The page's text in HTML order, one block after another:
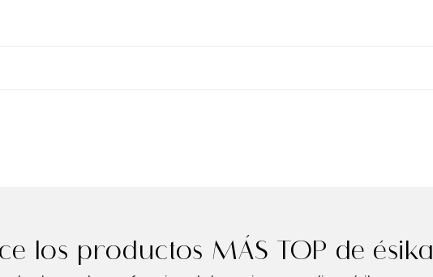
los productos MÁS TOP de ésika